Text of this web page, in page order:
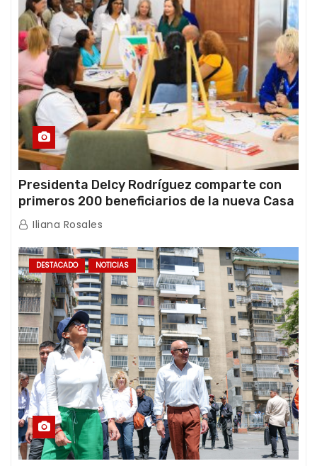
Presidenta Delcy Rodríguez comparte con
primeros 200 beneficiarios de la nueva Casa
de los Abuelos “La Primavera” en Caracas
Iliana Rosales
DESTACADO NOTICIAS